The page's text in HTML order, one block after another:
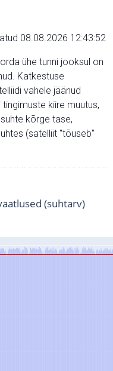
08.08.2026 12:43:52
ühe tunni jooksul on
Katkestuse
vahele jäänud
kiire muutus,
kõrge tase,
(satelliit "tõuseb"
(suhtarv)